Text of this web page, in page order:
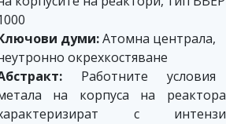
думи:Атомна централа,
окрехкостяване
Работните
на корпуса на
с